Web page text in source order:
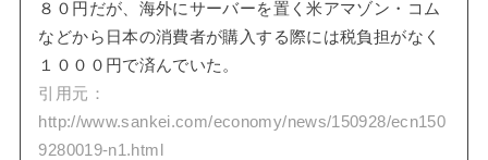
８０円だが、海外にサーバーを置く米アマゾン・コム
などから日本の消費者が購入する際には税負担がなく
１０００円で済んでいた。
引用元：
http://www.sankei.com/economy/news/150928/ecn150
9280019-n1.html